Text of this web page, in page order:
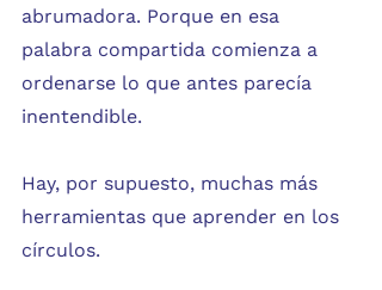
abrumadora. Porque en esa
palabra compartida comienza a
ordenarse lo que antes parecía
inentendible.
Hay, por supuesto, muchas más
herramientas que aprender en los
círculos.